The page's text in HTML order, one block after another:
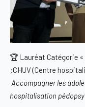
🏆 Lauréat Catégorie
:CHUV (Centre
Accompagner les
hospitalisation